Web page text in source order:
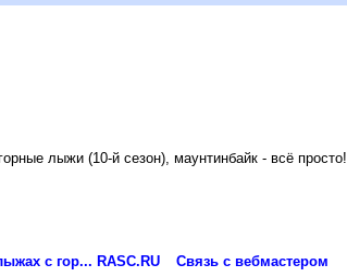
лыжи (10-й сезон), маунтинбайк - всё просто!
с гор... RASC.RU Связь с вебмастером